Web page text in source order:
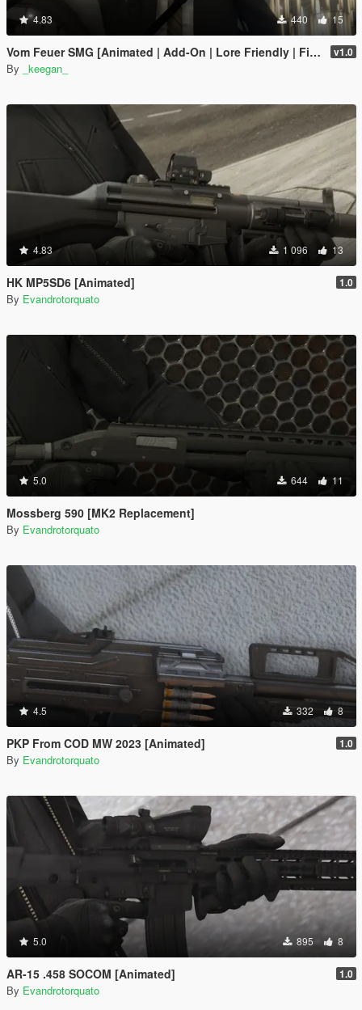
4.83 440 15
Vom Feuer SMG [Animated | Add-On | Lore Friendly | FiveM] v1.0
By _keegan_
4.83 1 096 13
HK MP5SD6 [Animated] 1.0
By Evandrotorquato
5.0 644 11
Mossberg 590 [MK2 Replacement]
By Evandrotorquato
4.5 332 8
PKP From COD MW 2023 [Animated] 1.0
By Evandrotorquato
5.0 895 8
AR-15 .458 SOCOM [Animated] 1.0
By Evandrotorquato